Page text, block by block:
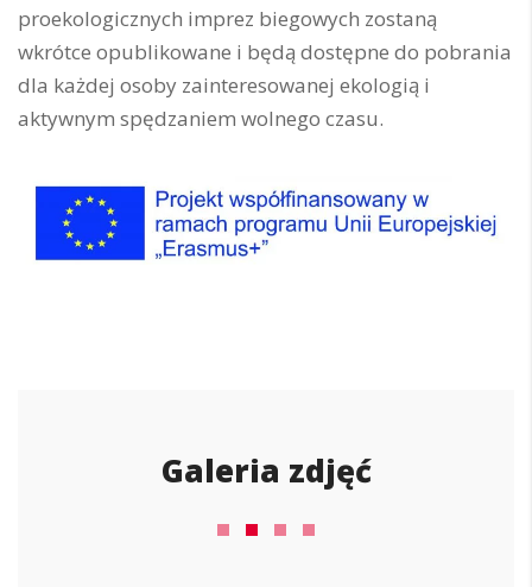
proekologicznych imprez biegowych zostaną
wkrótce opublikowane i będą dostępne do pobrania
dla każdej osoby zainteresowanej ekologią i
aktywnym spędzaniem wolnego czasu.
Galeria zdjęć